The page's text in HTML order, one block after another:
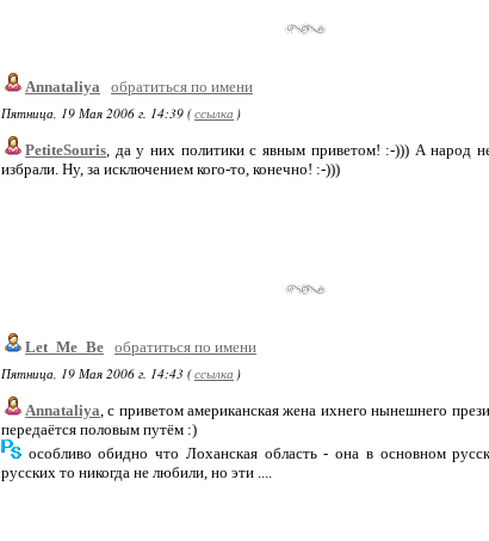
Annataliya
обратиться по имени
Пятница, 19 Мая 2006 г. 14:39 (ссылка )
PetiteSouris, да у них политики с явным приветом! :-))) А народ
избрали. Ну, за исключением кого-то, конечно! :-)))
Let_Me_Be обратиться по имени
Пятница, 19 Мая 2006 г. 14:43 (ссылка )
Annataliya, с приветом американская жена ихнего нынешнего
передаётся половым путём :)
особливо обидно что Лоханская область - она в основном
русских то никогда не любили, но эти ....